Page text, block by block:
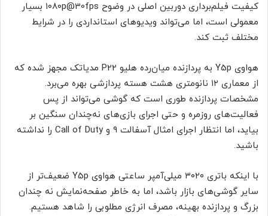
کیفیت فیلم‌برداری دوربین اصلی در وضوح ۱۰۸۰p@30fps بسیار
معمولی است، اما می‌تواند ویدیوهای استانداردی را در شرایط
مختلف ثبت کند.
هواوی Y5p به پردازنده میان‌رده هلیو P22 مدیاتک مجهز شده که
از معماری ۱۲ نانومتری هشت هسته پردازشی بهره می‌برد.
مشخصات پردازنده طوری است که گوشی می‌تواند از پس
فعالیت‌های روزمره و حتی اجرای بازی‌های نه‌چندان سنگین بر
بیاید، اما انتظار اجرای امثال آسفالت ۹ و Call of Duty را نداشته
باشید.
با اینکه باتری ۳۰۲۰ میلی‌آمپر ساعتی هواوی Y5p ضعیف‌تر از
سایر گوشی‌های بازار باشد، اما به خاطر صفحه‌نمایش نه چندان
بزرگ و پردازنده بهینه، مصرف انرژی مطلوبی را شاهد هستیم.